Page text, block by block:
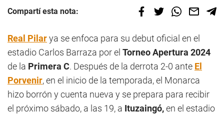
Compartí esta nota:
Real Pilarya se enfoca para su debut oficial en el
estadio Carlos Barraza por el Torneo Apertura 2024
de la Primera C. Después de la derrota 2-0 ante El
Porvenir, en el inicio de la temporada, el Monarca
hizo borrón y cuenta nueva y se prepara para recibir
el próximo sábado, a las 19, a Ituzaingó,en el estadio